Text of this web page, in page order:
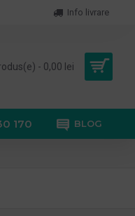
Info livrare
- 0,00 lei
170 BLOG